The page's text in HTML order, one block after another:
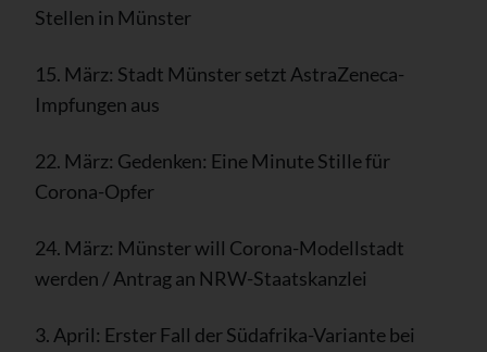
Stellen in Münster
15. März: Stadt Münster setzt AstraZeneca-
Impfungen aus
22. März: Gedenken: Eine Minute Stille für
Corona-Opfer
24. März: Münster will Corona-Modellstadt
werden / Antrag an NRW-Staatskanzlei
3. April: Erster Fall der Südafrika-Variante bei